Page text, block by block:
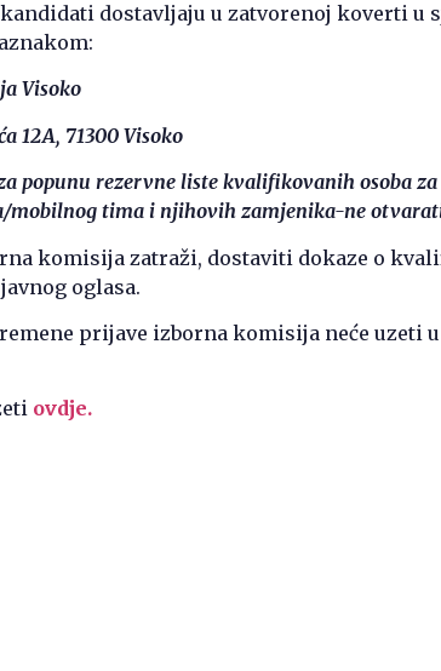
dostavljaju u zatvorenoj koverti u
Visoko
12A, 71300 Visoko
popunu rezervne liste kvalifikovanih osoba
mobilnog tima i njihovih zamjenika-ne
komisija zatraži, dostaviti dokaze o
oglasa.
prijave izborna komisija neće uzeti u
ovdje.